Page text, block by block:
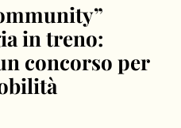
in treno:
concorso per